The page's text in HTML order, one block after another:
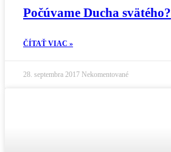
Počúvame Ducha svätého?
ČÍTAŤ VIAC »
28. septembra 2017 Nekomentované